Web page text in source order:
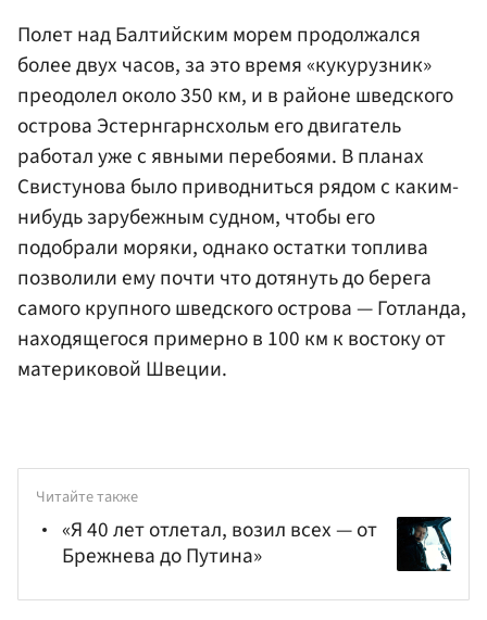
Полет над Балтийским морем продолжался
более двух часов, за это время «кукурузник»
преодолел около 350 км, и в районе шведского
острова Эстернгарнсхольм его двигатель
работал уже с явными перебоями. В планах
Свистунова было приводниться рядом с каким-
нибудь зарубежным судном, чтобы его
подобрали моряки, однако остатки топлива
позволили ему почти что дотянуть до берега
самого крупного шведского острова — Готланда,
находящегося примерно в 100 км к востоку от
материковой Швеции.
Читайте также
«Я 40 лет отлетал, возил всех — от
Брежнева до Путина»